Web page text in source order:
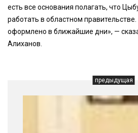
есть все основания полагать, что
работать в областном
оформлено в ближайшие дни», —
Алиханов.
предыдущая